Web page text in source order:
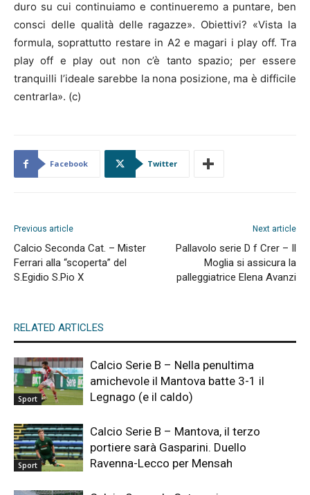
duro su cui continuiamo e continueremo a puntare, ben
consci delle qualità delle ragazze». Obiettivi? «Vista la
formula, soprattutto restare in A2 e magari i play off. Tra
play off e play out non c’è tanto spazio; per essere
tranquilli l’ideale sarebbe la nona posizione, ma è difficile
centrarla». (c)
Facebook Twitter
Previous article
Calcio Seconda Cat. – Mister
Ferrari alla “scoperta” del
S.Egidio S.Pio X
Next article
Pallavolo serie D f Crer – Il
Moglia si assicura la
palleggiatrice Elena Avanzi
RELATED ARTICLES
Sport
Calcio Serie B – Nella penultima
amichevole il Mantova batte 3-1 il
Legnago (e il caldo)
Sport
Calcio Serie B – Mantova, il terzo
portiere sarà Gasparini. Duello
Ravenna-Lecco per Mensah